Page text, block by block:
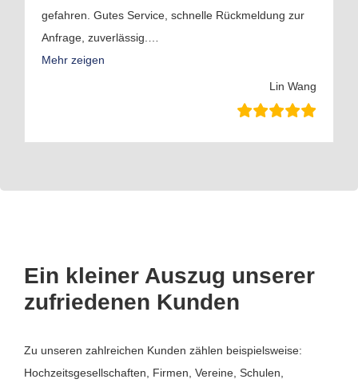
gefahren. Gutes Service, schnelle Rückmeldung zur
Anfrage, zuverlässig.
Mehr zeigen
Lin Wang
Ein kleiner Auszug unserer
zufriedenen Kunden
Zu unseren zahlreichen Kunden zählen beispielsweise:
Hochzeitsgesellschaften, Firmen, Vereine, Schulen,